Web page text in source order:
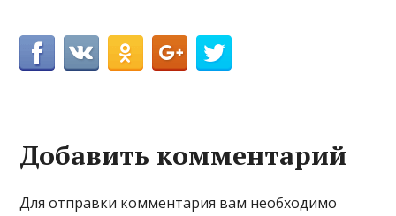
Добавить комментарий
Для отправки комментария вам необходимо